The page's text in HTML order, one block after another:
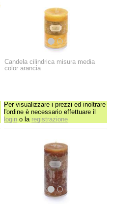
Candela cilindrica misura media
color arancia
Per visualizzare i prezzi ed inoltrare
l'ordine è necessario effettuare il
login o la registrazione